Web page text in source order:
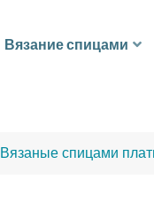
Вязание спицами
Вязаные спицами